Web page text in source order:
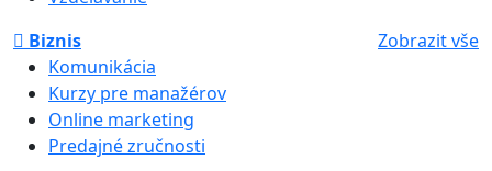
Biznis
Zobrazit vše
Komunikácia
Kurzy pre manažérov
Online marketing
Predajné zručnosti